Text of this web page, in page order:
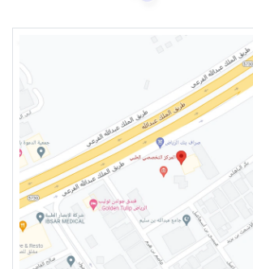
اسباب الماء الازرق بالعين
علاج الماء الازرق بالعين